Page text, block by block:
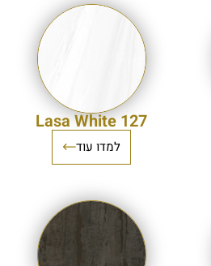
Lasa White 127
למדו עוד